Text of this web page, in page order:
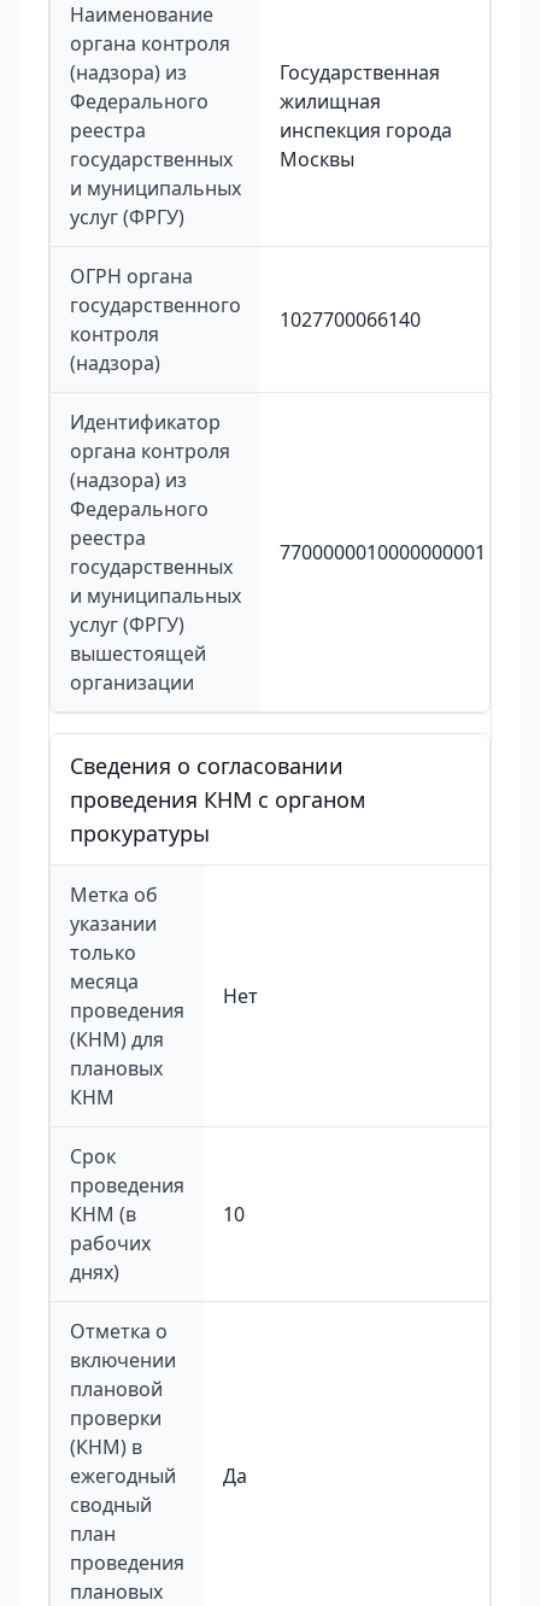
Наименование
органа контроля
(надзора) из
Федерального
реестра
государственных
и муниципальных
услуг (ФРГУ)
Государственная
жилищная
инспекция города
Москвы
ОГРН органа
государственного
контроля
(надзора)
1027700066140
Идентификатор
органа контроля
(надзора) из
Федерального
реестра
государственных
и муниципальных
услуг (ФРГУ)
вышестоящей
организации
7700000010000000001
Сведения о согласовании
проведения КНМ с органом
прокуратуры
Метка об
указании
только
месяца
проведения
(КНМ) для
плановых
КНМ
Нет
Срок
проведения
КНМ (в
рабочих
днях)
10
Отметка о
включении
плановой
проверки
(КНМ) в
ежегодный
сводный
план
проведения
плановых
Да